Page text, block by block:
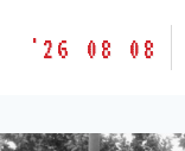
胶
味
'26 08 08